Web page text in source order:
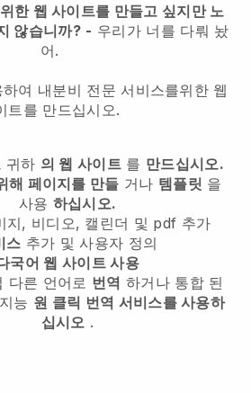
한 웹 사이트를 만들고 싶지만 노
않습니까? - 우리가 너를 다뤄 놨
어.
여 내분비 전문 서비스를위한 웹
트를 만드십시오.
귀하 의 웹 사이트 를 만드십시오.
해 페이지를 만들 거나 템플릿 을
사용 하십시오.
지, 비디오, 캘린더 및 pdf 추가
스 추가 및 사용자 정의
국어 웹 사이트 사용
다른 언어로 번역 하거나 통합 된
능 원 클릭 번역 서비스를 사용하
십시오 .